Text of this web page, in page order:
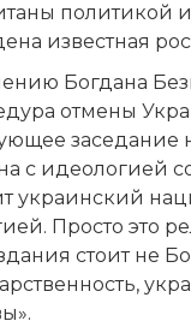
политикой
известная
Богдана
отмены
заседание
с идеологией
украинский
Просто это
стоит не